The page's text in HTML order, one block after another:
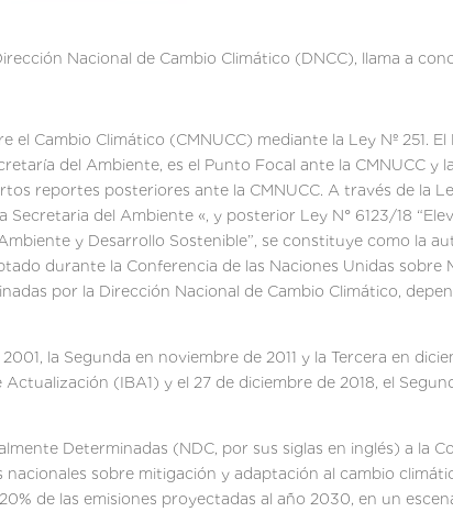
Nacional de Cambio Climático (DNCC), llama a
Cambio Climático (CMNUCC) mediante la Ley Nº 251. El
del Ambiente, es el Punto Focal ante la CMNUCC y
reportes posteriores ante la CMNUCC. A través de la
del Ambiente «, y posterior Ley N° 6123/18
y Desarrollo Sostenible”, se constituye como la
durante la Conferencia de las Naciones Unidas sobre
por la Dirección Nacional de Cambio Climático,
la Segunda en noviembre de 2011 y la Tercera en
(IBA1) y el 27 de diciembre de 2018, el
Determinadas (NDC, por sus siglas en inglés) a la
sobre mitigación y adaptación al cambio
de las emisiones proyectadas al año 2030, en un